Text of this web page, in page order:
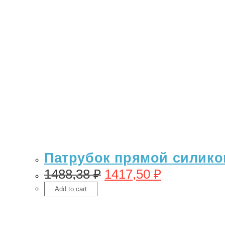
Патрубок прямой
1488,38₽ 1417,50 ₽
Add to cart